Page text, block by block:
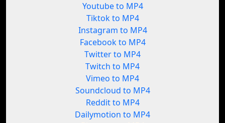
Youtube to MP4
Tiktok to MP4
Instagram to MP4
Facebook to MP4
Twitter to MP4
Twitch to MP4
Vimeo to MP4
Soundcloud to MP4
Reddit to MP4
Dailymotion to MP4